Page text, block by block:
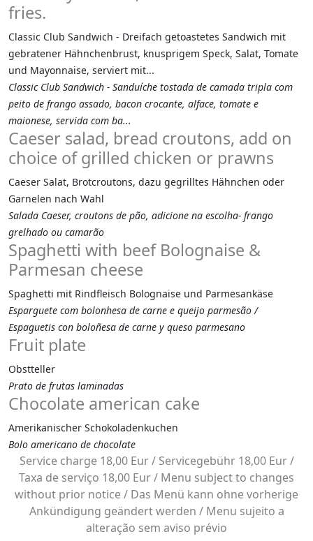
fries.
Classic Club Sandwich - Dreifach getoastetes Sandwich mit
gebratener Hähnchenbrust, knusprigem Speck, Salat, Tomate
und Mayonnaise, serviert mit...
Classic Club Sandwich - Sanduíche tostada de camada tripla com
peito de frango assado, bacon crocante, alface, tomate e
maionese, servida com ba...
Caeser salad, bread croutons, add on
choice of grilled chicken or prawns
Caeser Salat, Brotcroutons, dazu gegrilltes Hähnchen oder
Garnelen nach Wahl
Salada Caeser, croutons de pão, adicione na escolha- frango
grelhado ou camarão
Spaghetti with beef Bolognaise &
Parmesan cheese
Spaghetti mit Rindfleisch Bolognaise und Parmesankäse
Esparguete com bolonhesa de carne e queijo parmesão /
Espaguetis con boloñesa de carne y queso parmesano
Fruit plate
Obstteller
Prato de frutas laminadas
Chocolate american cake
Amerikanischer Schokoladenkuchen
Bolo americano de chocolate
Service charge 18,00 Eur / Servicegebühr 18,00 Eur /
Taxa de serviço 18,00 Eur / Menu subject to changes
without prior notice / Das Menü kann ohne vorherige
Ankündigung geändert werden / Menu sujeito a
alteração sem aviso prévio